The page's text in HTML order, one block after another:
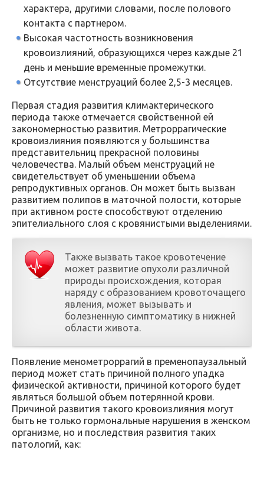
характера, другими словами, после полового
контакта с партнером.
Высокая частотность возникновения
кровоизлияний, образующихся через каждые 21
день и меньшие временные промежутки.
Отсутствие менструаций более 2,5-3 месяцев.
Первая стадия развития климактерического
периода также отмечается свойственной ей
закономерностью развития. Метроррагические
кровоизлияния появляются у большинства
представительниц прекрасной половины
человечества. Малый объем менструаций не
свидетельствует об уменьшении объема
репродуктивных органов. Он может быть вызван
развитием полипов в маточной полости, которые
при активном росте способствуют отделению
эпителиального слоя с кровянистыми выделениями.
Также вызвать такое кровотечение
может развитие опухоли различной
природы происхождения, которая
наряду с образованием кровоточащего
явления, может вызывать и
болезненную симптоматику в нижней
области живота.
Появление менометроррагий в пременопаузальный
период может стать причиной полного упадка
физической активности, причиной которого будет
являться большой объем потерянной крови.
Причиной развития такого кровоизлияния могут
быть не только гормональные нарушения в женском
организме, но и последствия развития таких
патологий, как: